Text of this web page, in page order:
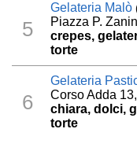
5
Gelateria Malò
Piazza P.
crepes,
torte
6
Gelateria
Corso Adda
chiara, dolci,
torte